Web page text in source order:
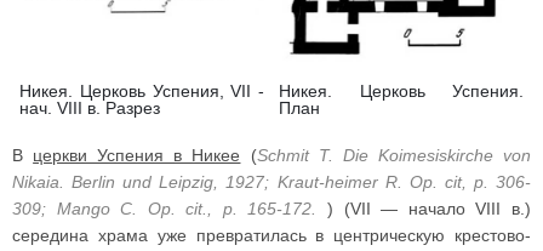
Никея. Церковь Успения, VII -
нач. VIII в. Разрез
Никея. Церковь Успения.
План
В церкви Успения в Никее (Schmit Т. Die Koimesiskirche von
Nikaia. Berlin und Leipzig, 1927; Kraut-heimer R. Op. cit, p. 306-
309; Mango C. Op. cit., p. 165-172.
) (VII — начало VIII в.)
середина храма уже превратилась в центрическую крестово-